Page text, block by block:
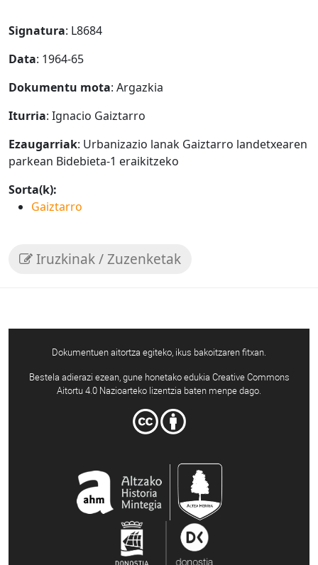
Signatura: L8684
Data: 1964-65
Dokumentu mota: Argazkia
Iturria: Ignacio Gaiztarro
Ezaugarriak: Urbanizazio lanak Gaiztarro landetxearen
parkean Bidebieta-1 eraikitzeko
Sorta(k):
Gaiztarro
Iruzkinak / Zuzenketak
Dokumentuen aitortza egiteko, ikus bakoitzaren fitxan.
Bestela adierazi ezean, gune honetako edukia Creative Commons
Aitortu 4.0 Nazioarteko lizentzia baten menpe dago.